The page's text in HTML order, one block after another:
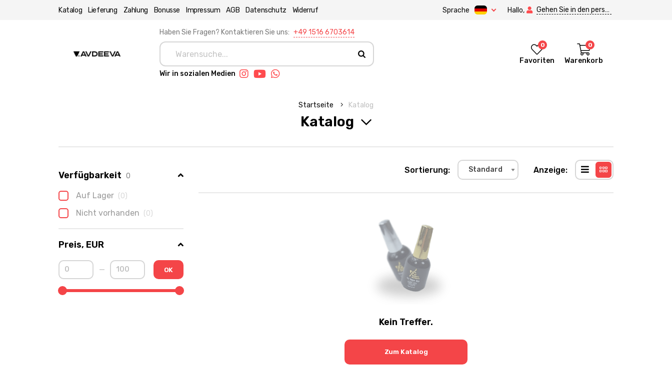
Katalog Lieferung Zahlung Bonusse Impressum AGB Datenschutz Widerruf Sprache Hallo, Gehen Sie in den persönlichen Bereich.
Haben Sie Fragen? Kontaktieren Sie uns: +49 1516 6703614
Wir in sozialen Medien
0
Favoriten
0
Warenkorb
Startseite Katalog
Katalog
Verfügbarkeit 0
Auf Lager (0)
Nicht vorhanden (0)
Preis, EUR
OK
Sortierung: Standard Anzeige:
Kein Treffer.
Zum Katalog